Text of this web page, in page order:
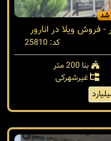
شد
- فروش ویلا در انارور
کد: 25810
بنا 200 متر
غیرشهرکی